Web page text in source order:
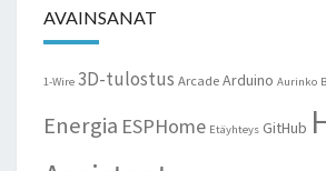
AVAINSANAT
1-Wire 3D-tulostus Arcade Arduino Aurinko
Energia ESPHome Etäyhteys GitHub